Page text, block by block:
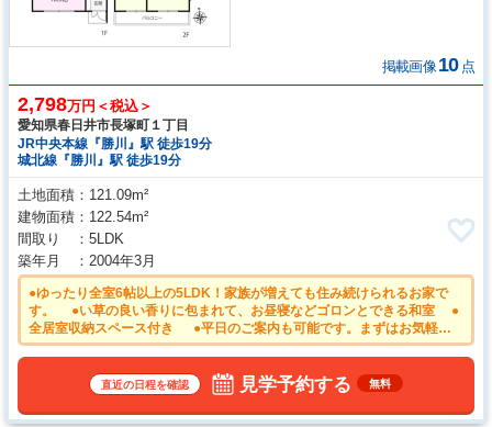
掲載画像 10 点
2,798万円＜税込＞
愛知県春日井市長塚町１丁目
JR中央本線『勝川』駅 徒歩19分
城北線『勝川』駅 徒歩19分
土地面積
121.09m²
建物面積
122.54m²
間取り
5LDK
築年月
2004年3月
●ゆったり全室6帖以上の5LDK！家族が増えても住み続けられるお家で
す。 ●い草の良い香りに包まれて、お昼寝などゴロンとできる和室 ●
全居室収納スペース付き ●平日のご案内も可能です。まずはお気軽に
お問合せ下さいませ。 ●物件の事、諸費用の事など、小さな疑問もお気
直近の日程を確認 見学予約する 無料